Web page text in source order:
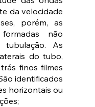
da velocidade
porém, as
não
As
do tubo,
finos filmes
identificados
horizontais ou